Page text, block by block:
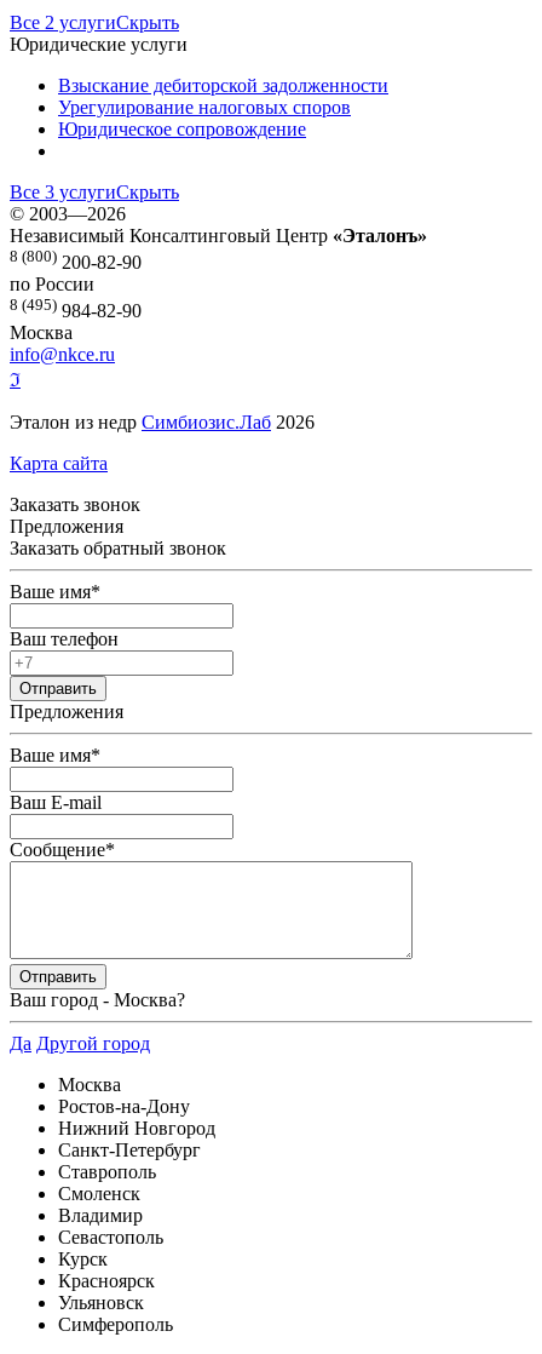
Все 2 услугиСкрыть
Юридические услуги
Взыскание дебиторской задолженности
Урегулирование налоговых споров
Юридическое сопровождение
Все 3 услугиСкрыть
© 2003—2026
Независимый Консалтинговый Центр «Эталонъ»
8 (800) 200-82-90
по России
8 (495) 984-82-90
Москва
info@nkce.ru
ℑ
Эталон из недр Симбиозис.Лаб 2026
Карта сайта
Заказать звонок
Предложения
Заказать обратный звонок
Ваше имя*
Ваш телефон
Предложения
Ваше имя*
Ваш E-mail
Сообщение*
Ваш город - Москва?
Да Другой город
Москва
Ростов-на-Дону
Нижний Новгород
Санкт-Петербург
Ставрополь
Смоленск
Владимир
Севастополь
Курск
Красноярск
Ульяновск
Симферополь